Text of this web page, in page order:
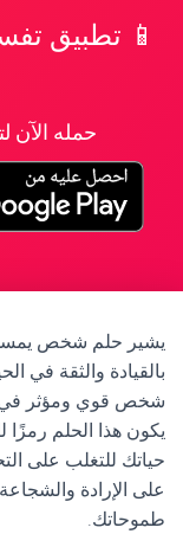
حمله الآن
يشير حلم شخص
بالقيادة والثقة في
شخص قوي ومؤثر في
يكون هذا الحلم
حياتك للتغلب على
على الإرادة
طموحاتك.